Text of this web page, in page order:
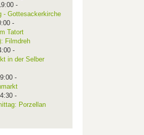
-
- Gottesackerkirche
-
Tatort
Filmdreh
-
in der Selber
-
-
Porzellan